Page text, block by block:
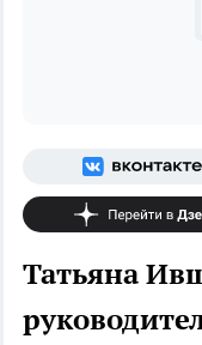
Татьяна